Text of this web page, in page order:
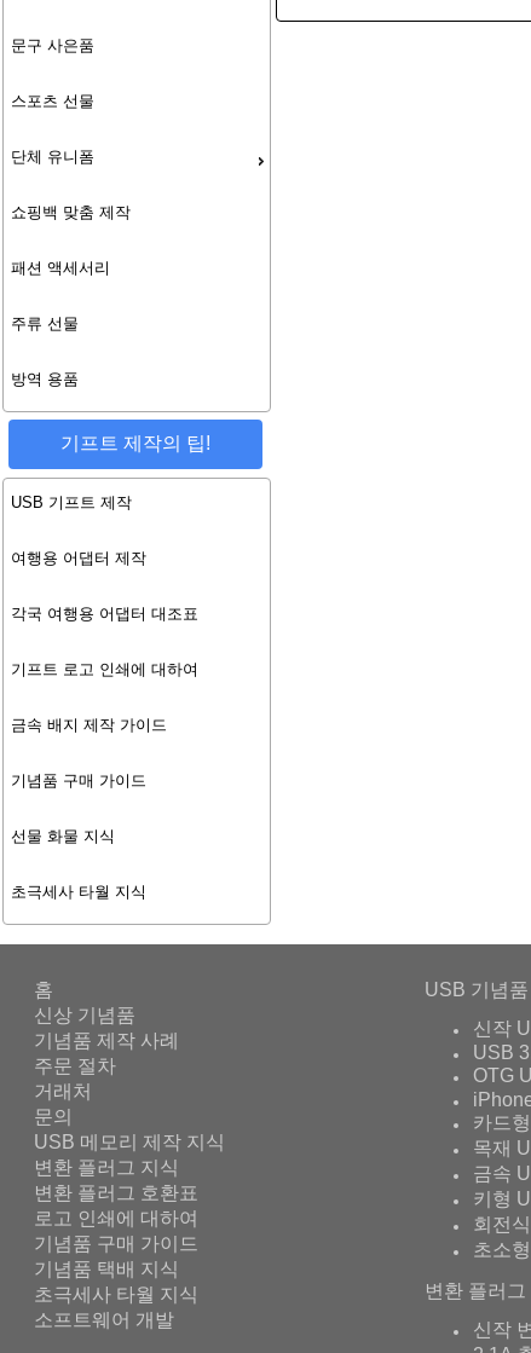
문구 사은품
스포츠 선물
단체 유니폼
쇼핑백 맞춤 제작
패션 액세서리
주류 선물
방역 용품
기프트 제작의 팁!
USB 기프트 제작
여행용 어댑터 제작
각국 여행용 어댑터 대조표
기프트 로고 인쇄에 대하여
금속 배지 제작 가이드
기념품 구매 가이드
선물 화물 지식
초극세사 타월 지식
홈
신상 기념품
기념품 제작 사례
주문 절차
거래처
문의
USB 메모리 제작 지식
변환 플러그 지식
변환 플러그 호환표
로고 인쇄에 대하여
기념품 구매 가이드
기념품 택배 지식
초극세사 타월 지식
소프트웨어 개발
USB 기념품
신작
USB
OTG
카드
목재
금속
키형
회전
초소
변환 플러
신작